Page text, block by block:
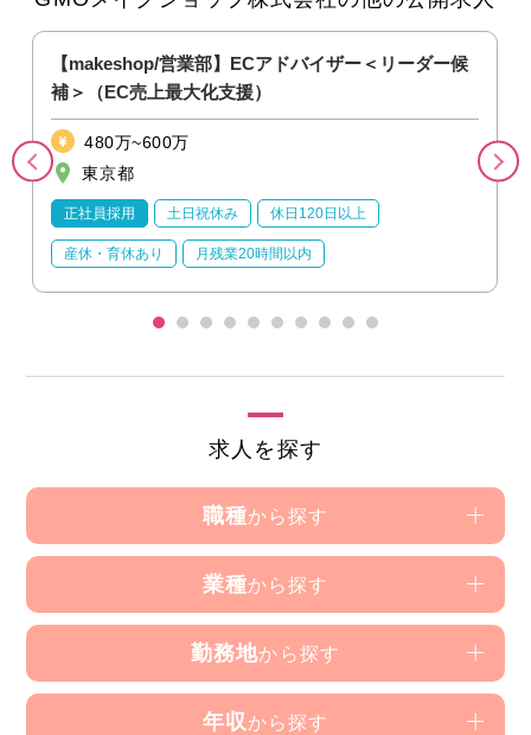
【makeshop/営業部】ECアドバイザー＜リーダー候
補＞（EC売上最大化支援）
480万~600万
東京都
正社員採用 土日祝休み 休日120日以上
産休・育休あり 月残業20時間以内
求人を探す
職種から探す
業種から探す
勤務地から探す
年収 から探す